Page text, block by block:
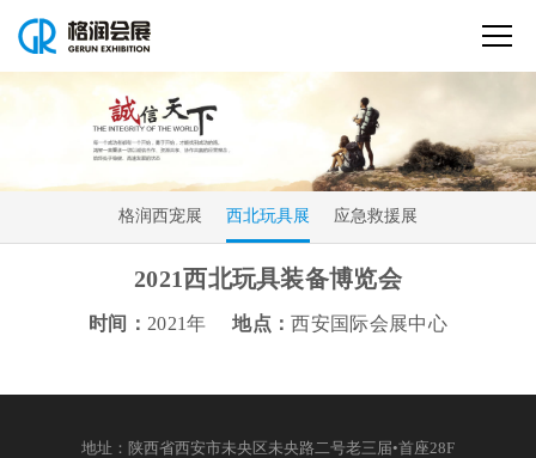
格润西宠展 西北玩具展 应急救援展
2021西北玩具装备博览会
时间： 2021年地点：西安国际会展中心
地址： 陕西省西安市未央区未央路二号老三届•首座28F